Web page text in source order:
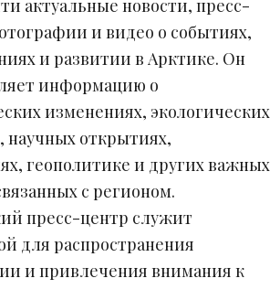
актуальные новости, пресс-
и видео о событиях,
и развитии в Арктике. Он
информацию о
изменениях, экологических
научных открытиях,
геополитике и других важных
с регионом.
пресс-центр служит
для распространения
и привлечения внимания к